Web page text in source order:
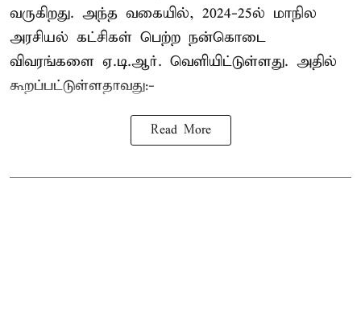
வருகிறது. அந்த வகையில், 2024-25ல் மாநில
அரசியல் கட்சிகள் பெற்ற நன்கொடை
விவரங்களை ஏ.டி.ஆர். வெளியிட்டுள்ளது. அதில்
கூறப்பட்டுள்ளதாவது:-
Read More